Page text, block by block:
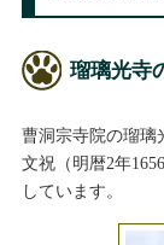
瑠璃光寺
曹洞宗寺院の瑠璃
文祝（明暦2年
しています。